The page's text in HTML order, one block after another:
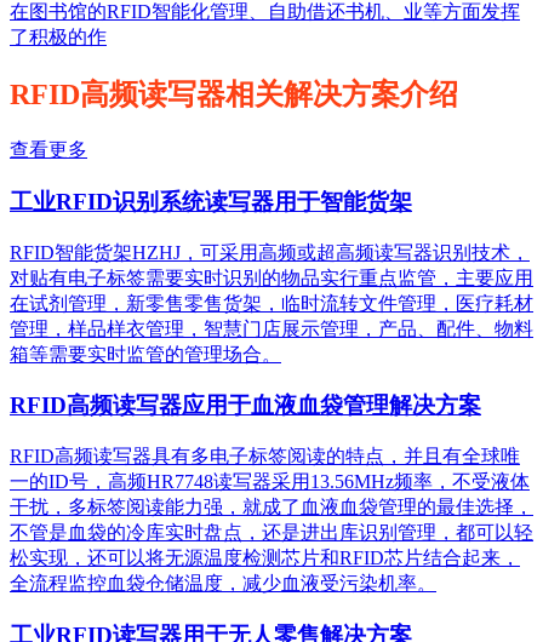
在图书馆的RFID智能化管理、自助借还书机、业等方面发挥
了积极的作
RFID高频读写器相关解决方案介绍
查看更多
工业RFID识别系统读写器用于智能货架
RFID智能货架HZHJ，可采用高频或超高频读写器识别技术，
对贴有电子标签需要实时识别的物品实行重点监管，主要应用
在试剂管理，新零售零售货架，临时流转文件管理，医疗耗材
管理，样品样衣管理，智慧门店展示管理，产品、配件、物料
箱等需要实时监管的管理场合。
RFID高频读写器应用于血液血袋管理解决方案
RFID高频读写器具有多电子标签阅读的特点，并且有全球唯
一的ID号，高频HR7748读写器采用13.56MHz频率，不受液体
干扰，多标签阅读能力强，就成了血液血袋管理的最佳选择，
不管是血袋的冷库实时盘点，还是进出库识别管理，都可以轻
松实现，还可以将无源温度检测芯片和RFID芯片结合起来，
全流程监控血袋仓储温度，减少血液受污染机率。
工业RFID读写器用于无人零售解决方案